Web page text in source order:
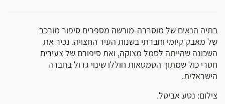
בתיה הנאים של מוסררה-מורשה מספרים סיפור מורכב
של מאבק קיומי וחברתי בשנות העיר החצויה. נכיר את
השכונה שהייתה לסמל מצוקה, ואת סיפורם של צעירים
חסרי כול שמתוך הסמטאות חוללו שינוי גדול בחברה
הישראלית.
צילום: נטע אביטל.